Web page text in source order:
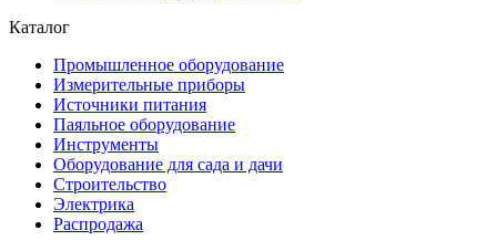
Каталог
Промышленное оборудование
Измерительные приборы
Источники питания
Паяльное оборудование
Инструменты
Оборудование для сада и дачи
Строительство
Электрика
Распродажа